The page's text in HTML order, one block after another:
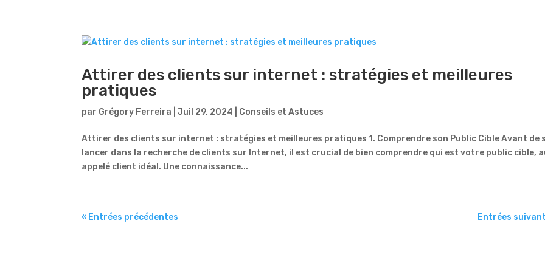
Attirer des clients sur internet : stratégies et meilleures
pratiques
par Grégory Ferreira |Juil 29, 2024 Conseils et Astuces
Attirer des clients sur internet : stratégies et meilleures pratiques 1. Comprendre son Public Cible Avant de
lancer dans la recherche de clients sur Internet, il est crucial de bien comprendre qui est votre public cible,
appelé client idéal. Une connaissance...
« Entrées précédentes Entrées